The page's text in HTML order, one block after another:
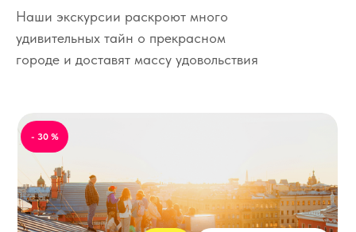
Наши экскурсии раскроют много
удивительных тайн о прекрасном
городе и доставят массу удовольствия
- 30 %